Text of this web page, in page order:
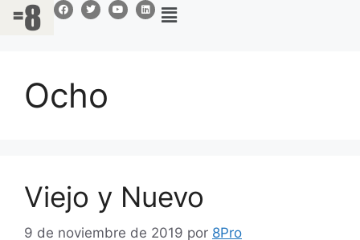
Ocho
Viejo y Nuevo
9 de noviembre de 2019 por 8Pro